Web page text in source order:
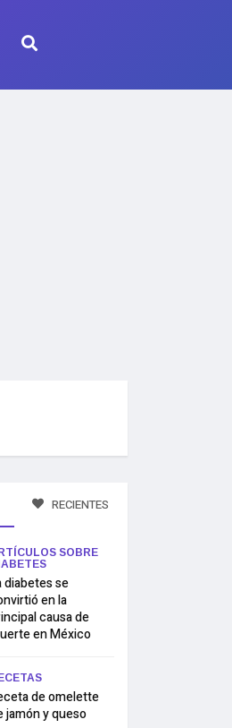
RECIENTES
SOBRE
diabetes se
en la
causa de
en México
de omelette
jamón y queso